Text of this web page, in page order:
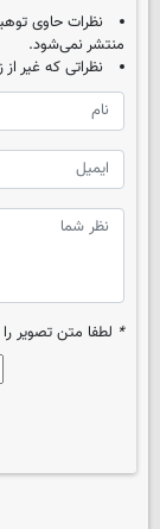
نظرات حاوی
منتشر نمی‌شود.
نظراتی که غیر
* لطفا متن تصویر